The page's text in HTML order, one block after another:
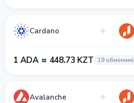
Cardano
1 ADA ≈ 448.73 KZT 19
Avalanche